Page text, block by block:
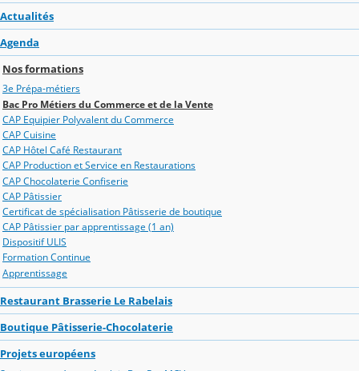
Actualités
Agenda
Nos formations
3e Prépa-métiers
Bac Pro Métiers du Commerce et de la Vente
CAP Equipier Polyvalent du Commerce
CAP Cuisine
CAP Hôtel Café Restaurant
CAP Production et Service en Restaurations
CAP Chocolaterie Confiserie
CAP Pâtissier
Certificat de spécialisation Pâtisserie de boutique
CAP Pâtissier par apprentissage (1 an)
Dispositif ULIS
Formation Continue
Apprentissage
Restaurant Brasserie Le Rabelais
Boutique Pâtisserie-Chocolaterie
Projets européens